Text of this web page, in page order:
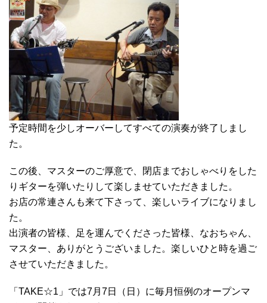
予定時間を少しオーバーしてすべての演奏が終了しまし
た。
この後、マスターのご厚意で、閉店までおしゃべりをした
りギターを弾いたりして楽しませていただきました。
お店の常連さんも来て下さって、楽しいライブになりまし
た。
出演者の皆様、足を運んでくださった皆様、なおちゃん、
マスター、ありがとうございました。楽しいひと時を過ご
させていただきました。
「TAKE☆1」では7月7日（日）に毎月恒例のオープンマ